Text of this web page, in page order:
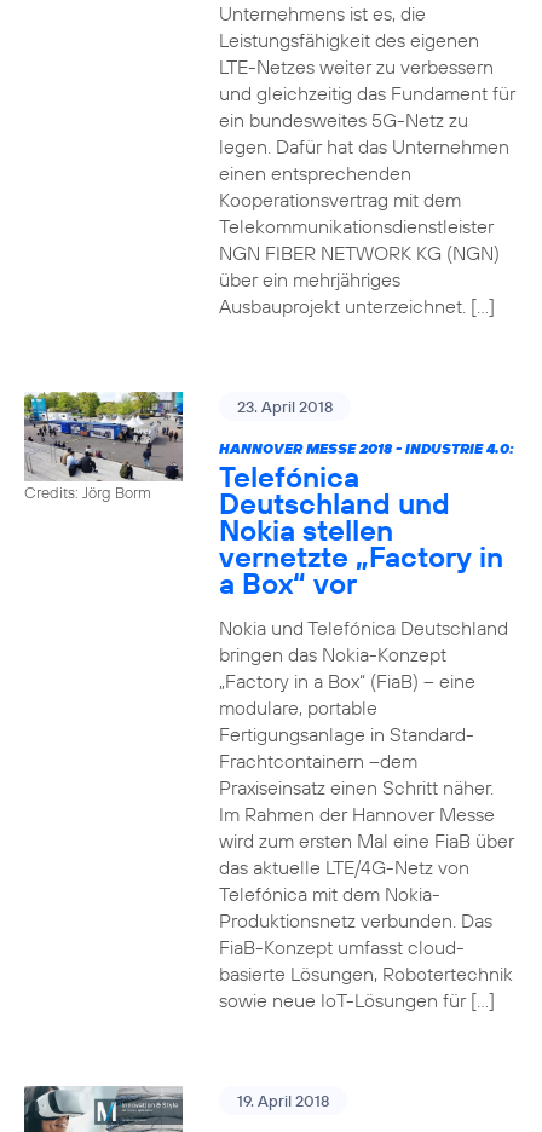
Unternehmens ist es, die
Leistungsfähigkeit des eigenen
LTE-Netzes weiter zu verbessern
und gleichzeitig das Fundament für
ein bundesweites 5G-Netz zu
legen. Dafür hat das Unternehmen
einen entsprechenden
Kooperationsvertrag mit dem
Telekommunikationsdienstleister
NGN FIBER NETWORK KG (NGN)
über ein mehrjähriges
Ausbauprojekt unterzeichnet. […]
Credits: Jörg Borm
23. April 2018
HANNOVER MESSE 2018 - INDUSTRIE 4.0:
Telefónica
Deutschland und
Nokia stellen
vernetzte „Factory in
a Box“ vor
Nokia und Telefónica Deutschland
bringen das Nokia-Konzept
„Factory in a Box“ (FiaB) – eine
modulare, portable
Fertigungsanlage in Standard-
Frachtcontainern –dem
Praxiseinsatz einen Schritt näher.
Im Rahmen der Hannover Messe
wird zum ersten Mal eine FiaB über
das aktuelle LTE/4G-Netz von
Telefónica mit dem Nokia-
Produktionsnetz verbunden. Das
FiaB-Konzept umfasst cloud-
basierte Lösungen, Robotertechnik
sowie neue IoT-Lösungen für […]
19. April 2018